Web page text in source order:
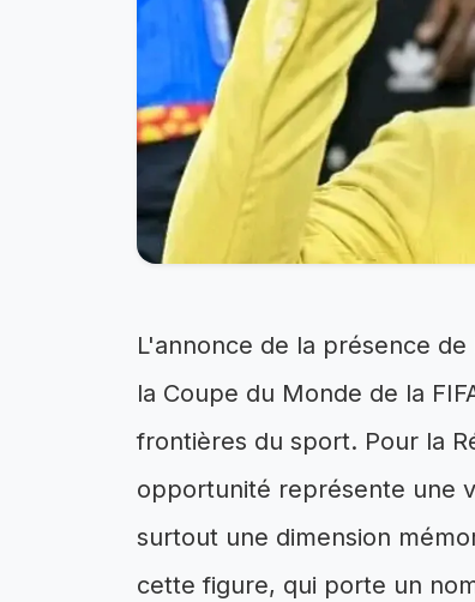
L'annonce de la présence de
la Coupe du Monde de la
frontières du sport. Pour la
opportunité représente une
surtout une dimension
cette figure, qui porte un